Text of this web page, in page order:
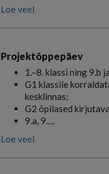
Loe veel
Projektõppepäev
1.–8. klassi ning 9.b
G1 klassile
kesklinnas;
G2 õpilased
9.a, 9.…
Loe veel